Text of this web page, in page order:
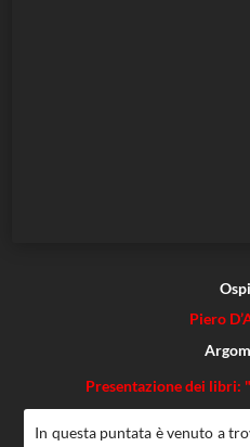
Piero
Presentazione dei libri:
In questa puntata è venuto a